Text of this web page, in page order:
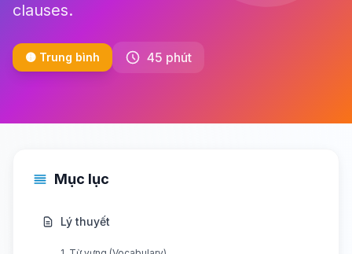
clauses.
🟡 Trung bình 45 phút
Mục lục
Lý thuyết